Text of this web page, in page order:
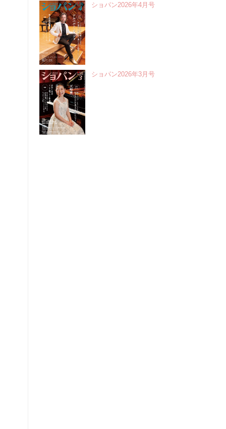
ショパン2026年4月号
ショパン2026年3月号